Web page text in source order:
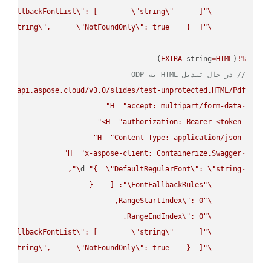
\"
FallbackFontList\" : [ \"string\"
\"
string\" , \" NotFoundOnly\" : true    }  ]}"
%!
(
EXTRA string=HTML
)
// در حال تبدیل HTML به ODP
api.aspose.cloud/v3.0/slides/test-unprotected.HTML/Pdf"
-
H
"accept: multipart/form-data"
-
H
"authorization: Bearer <token>"
-
H
"Content-Type: application/json"
-
H
"x-aspose-client: Containerize.Swagger"
-
d "{ \" DefaultRegularFont\" : \"string
\"
\"
FontFallbackRules
\"
\"
RangeStartIndex\"
\"
RangeEndIndex\"
\"
FallbackFontList\" : [ \"string\"
\"
string\" , \" NotFoundOnly\" : true    }  ]}"